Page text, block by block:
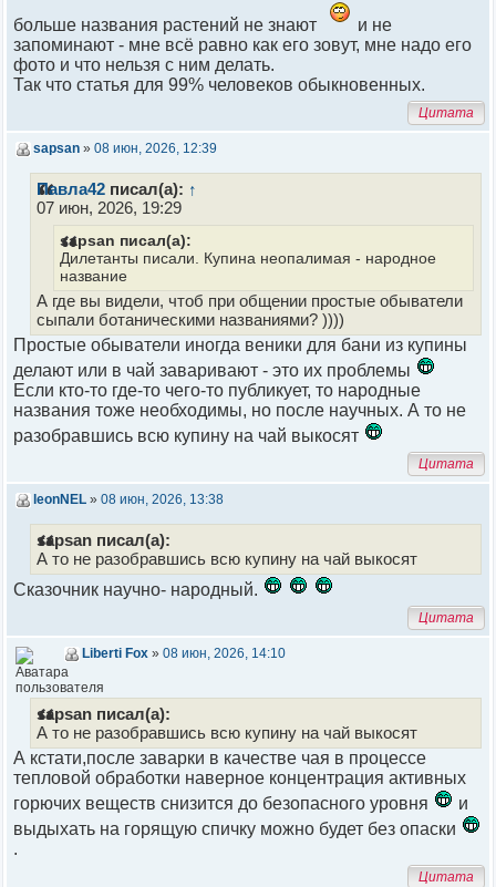
больше названия растений не знают
и не
запоминают - мне всё равно как его зовут, мне надо его
фото и что нельзя с ним делать.
Так что статья для 99% человеков обыкновенных.
Цитата
sapsan » 08 июн, 2026, 12:39
Павла42 писал(а): ↑
07 июн, 2026, 19:29
sapsan писал(а):
Дилетанты писали. Купина неопалимая - народное
название
А где вы видели, чтоб при общении простые обыватели
сыпали ботаническими названиями? ))))
Простые обыватели иногда веники для бани из купины
делают или в чай заваривают - это их проблемы
Если кто-то где-то чего-то публикует, то народные
названия тоже необходимы, но после научных. А то не
разобравшись всю купину на чай выкосят
Цитата
leonNEL » 08 июн, 2026, 13:38
sapsan писал(а):
А то не разобравшись всю купину на чай выкосят
Сказочник научно- народный.
Цитата
Liberti Fox » 08 июн, 2026, 14:10
sapsan писал(а):
А то не разобравшись всю купину на чай выкосят
А кстати,после заварки в качестве чая в процессе
тепловой обработки наверное концентрация активных
горючих веществ снизится до безопасного уровня
и
выдыхать на горящую спичку можно будет без опаски
.
Цитата